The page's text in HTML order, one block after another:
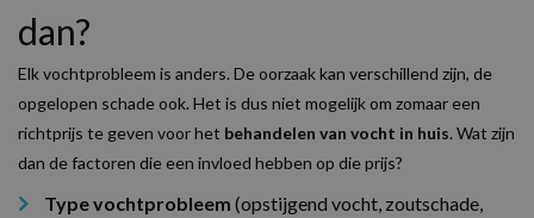
dan?
Elk vochtprobleem is anders. De oorzaak kan verschillend zijn, de
opgelopen schade ook. Het is dus niet mogelijk om zomaar een
richtprijs te geven voor het behandelen van vocht in huis. Wat zijn
dan de factoren die een invloed hebben op die prijs?
Type vochtprobleem (opstijgend vocht, zoutschade,